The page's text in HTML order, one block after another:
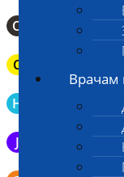
Врачам
О Мазок-
C
H
J Эякулят в
Бронхо-